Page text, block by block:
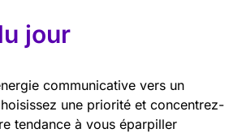
jour
communicative vers un
une priorité et concentrez-
tendance à vous éparpiller